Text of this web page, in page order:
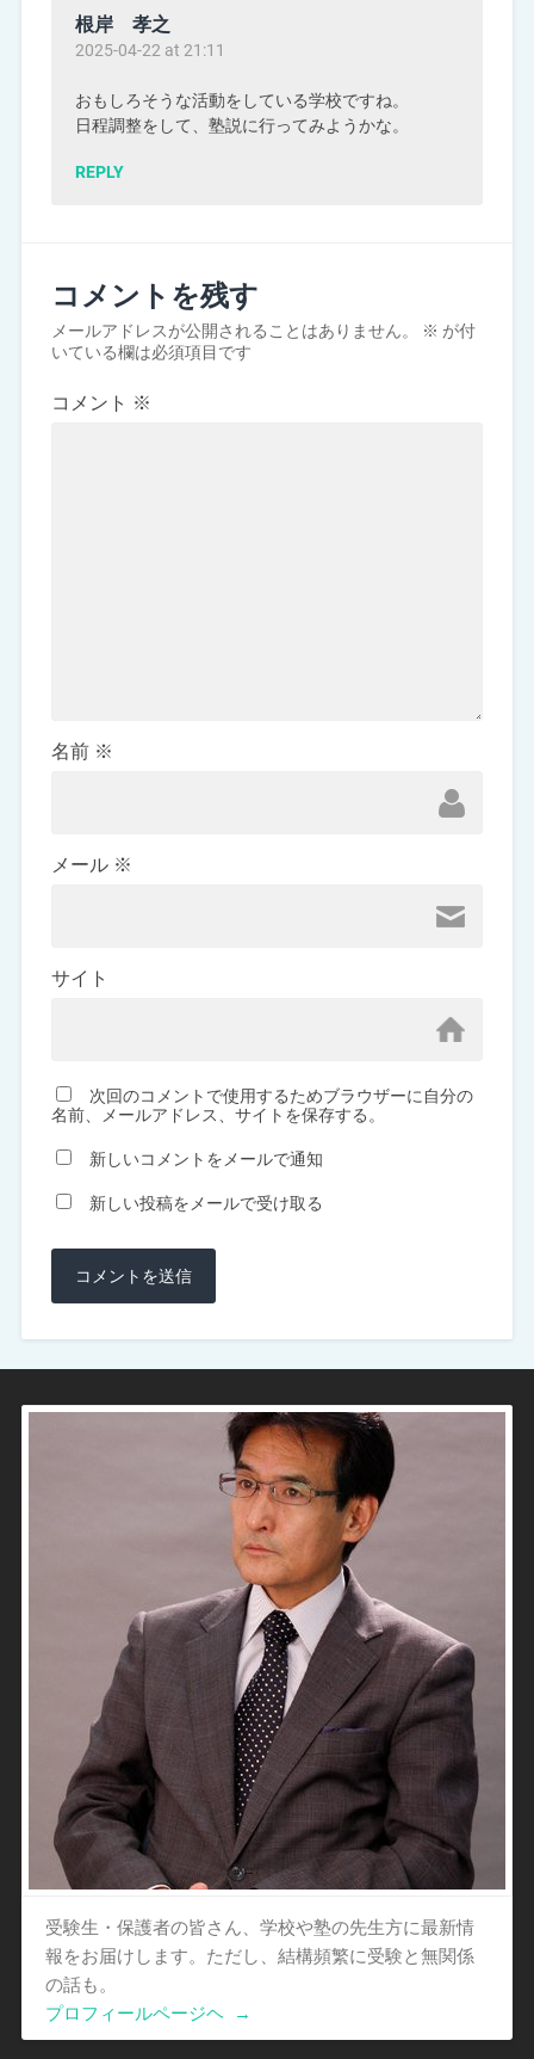
根岸 孝之
2025-04-22 at 21:11
おもしろそうな活動をしている学校ですね。
日程調整をして、塾説に行ってみようかな。
REPLY
コメントを残す
メールアドレスが公開されることはありません。 ※ が付
いている欄は必須項目です
コメント ※
名前 ※
メール ※
サイト
次回のコメントで使用するためブラウザーに自分の
名前、メールアドレス、サイトを保存する。
新しいコメントをメールで通知
新しい投稿をメールで受け取る
受験生・保護者の皆さん、学校や塾の先生方に最新情
報をお届けします。ただし、結構頻繁に受験と無関係
の話も。
プロフィールページヘ
→